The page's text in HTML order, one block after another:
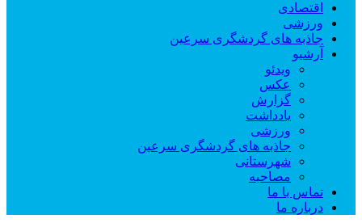
اقتصادی
ورزشی
جاذبه های گردشگری سرعین
آرشیو
ویدئو
عکس
گزارش
یادداشت
ورزشی
جاذبه های گردشگری سرعین
شهرستانی
مصاحبه
تماس با ما
درباره ما